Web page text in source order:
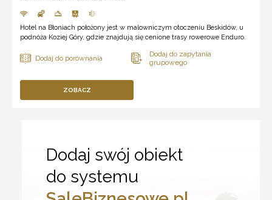
Hotel na Błoniach położony jest w malowniczym otoczeniu Beskidów, u
podnóża Koziej Góry, gdzie znajdują się cenione trasy rowerowe Enduro.
ZOBACZ
Dodaj swój obiekt
do systemu